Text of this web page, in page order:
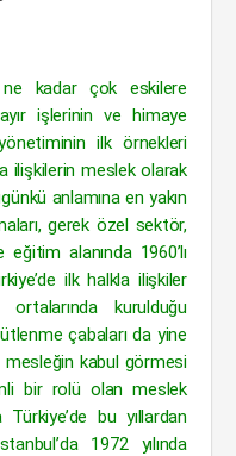
ne kadar çok eskilere
işlerinin ve himaye
ilk örnekleri
ilişkilerin meslek olarak
anlamına en yakın
gerek özel sektör,
alanında 1960’lı
ilk halkla ilişkiler
ortalarında kurulduğu
çabaları da yine
mesleğin kabul görmesi
bir rolü olan meslek
bu yıllardan
1972 yılında